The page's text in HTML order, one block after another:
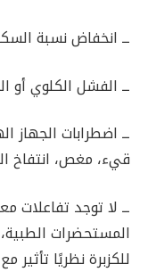
ــ انخفاض نسبة
ــ الفشل الكلوي أو
ــ اضطرابات
قيء، مغص، انتفاخ
ــ لا توجد تفاعلات
المستحضرات
للكزبرة نظريًا تأثير